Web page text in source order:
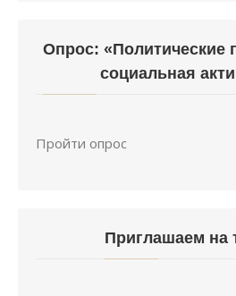
Опрос: «Политические
социальная
Пройти опрос
Приглашаем на